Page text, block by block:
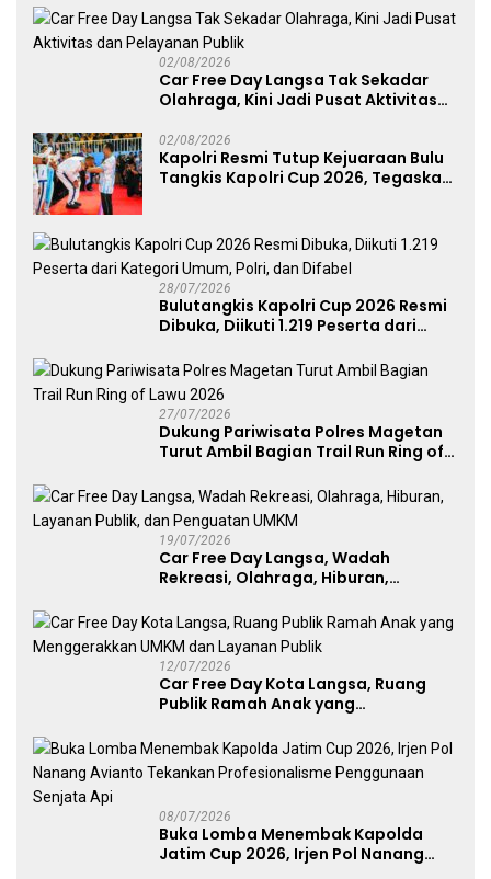
Perkuat Soliditas Prajurit
02/08/2026
Car Free Day Langsa Tak Sekadar
Olahraga, Kini Jadi Pusat Aktivitas
02/08/2026
Kapolri Resmi Tutup Kejuaraan Bulu
Tangkis Kapolri Cup 2026, Tegaskan
28/07/2026
Bulutangkis Kapolri Cup 2026 Resmi
Dibuka, Diikuti 1.219 Peserta dari
27/07/2026
Dukung Pariwisata Polres Magetan
Turut Ambil Bagian Trail Run Ring of
19/07/2026
Car Free Day Langsa, Wadah
Rekreasi, Olahraga, Hiburan,
UMKM
12/07/2026
Car Free Day Kota Langsa, Ruang
Publik Ramah Anak yang
Publik
08/07/2026
Buka Lomba Menembak Kapolda
Jatim Cup 2026, Irjen Pol Nanang